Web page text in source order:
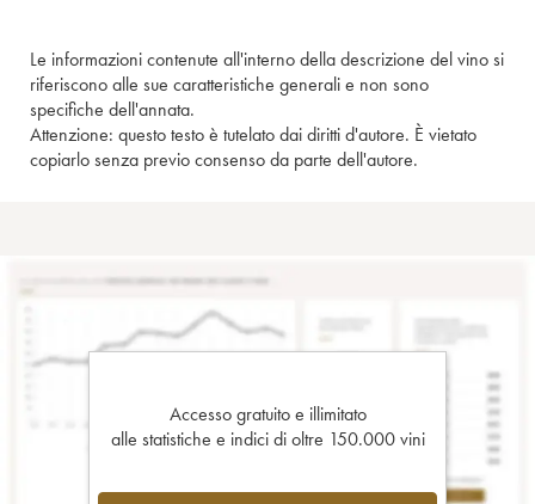
Le informazioni contenute all'interno della descrizione del vino si
riferiscono alle sue caratteristiche generali e non sono
specifiche dell'annata.
Attenzione: questo testo è tutelato dai diritti d'autore. È vietato
copiarlo senza previo consenso da parte dell'autore.
Accesso gratuito e illimitato
alle statistiche e indici di oltre 150.000 vini